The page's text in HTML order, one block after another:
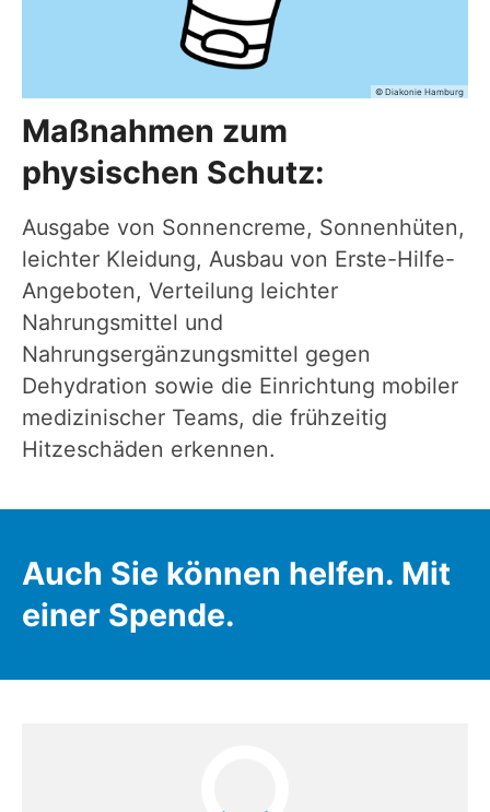
© Diakonie Hamburg
Maßnahmen zum
physischen Schutz:
Ausgabe von Sonnencreme, Sonnenhüten,
leichter Kleidung, Ausbau von Erste-Hilfe-
Angeboten, Verteilung leichter
Nahrungsmittel und
Nahrungsergänzungsmittel gegen
Dehydration sowie die Einrichtung mobiler
medizinischer Teams, die frühzeitig
Hitzeschäden erkennen.
Auch Sie können helfen. Mit
einer Spende.